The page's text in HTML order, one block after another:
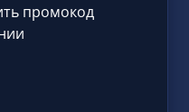
промокод